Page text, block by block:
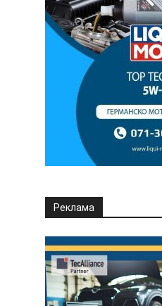
Реклама